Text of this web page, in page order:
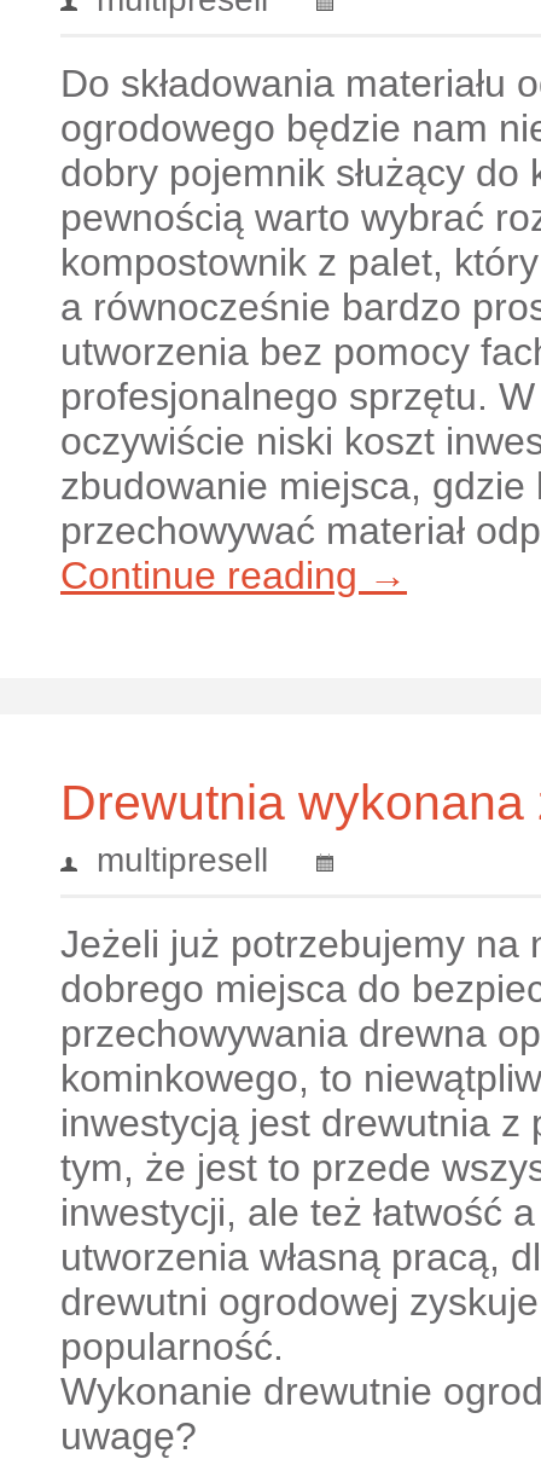
Do składowania materiału
ogrodowego będzie nam
dobry pojemnik służący do
pewnością warto wybrać
kompostownik z palet,
a równocześnie bardzo
utworzenia bez pomocy
profesjonalnego sprzętu.
oczywiście niski koszt
zbudowanie miejsca, gdzie
przechowywać materiał
Continue reading →
Drewutnia
multipresell
Jeżeli już potrzebujemy na
dobrego miejsca do
przechowywania drewna
kominkowego, to
inwestycją jest drewutnia z
tym, że jest to przede
inwestycji, ale też łatwość
utworzenia własną pracą,
drewutni ogrodowej
popularność.
Wykonanie drewutnie
uwagę?